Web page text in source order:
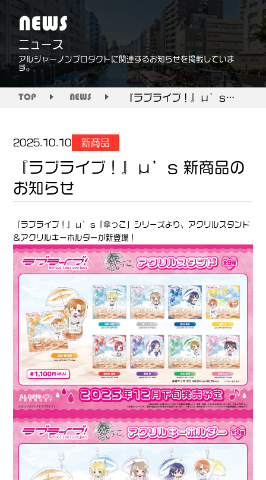
NEWS
ニュース
アルジャーノンプロダクトに関連するお知らせを掲載していま
す。
TOP NEWS 『ラブライブ！』μ’s 新商品のお知らせ
2025.10.10 新商品
『ラブライブ！』μ’s 新商品の
お知らせ
『ラブライブ！』μ’s「傘っこ」シリーズより、アクリルスタンド
＆アクリルキーホルダーが新登場！